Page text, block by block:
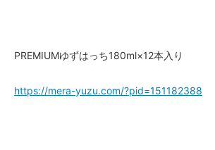
PREMIUMゆずはっち180ml×12本入り
https://mera-yuzu.com/?pid=151182388